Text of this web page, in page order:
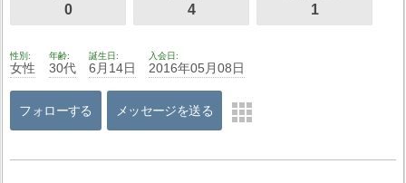
0 4 1
性別
女性
年齢
30代
誕生日
6月14日
入会日
2016年05月08日
フォローする メッセージを送る